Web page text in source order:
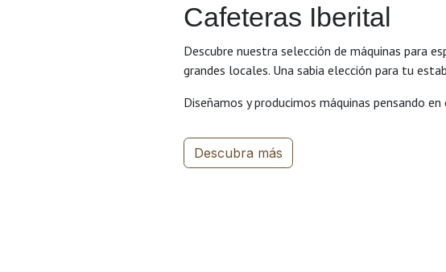
Cafeteras Iberital
Descubre nuestra selección de máquinas para
grandes locales. Una sabia elección para tu
Diseñamos y producimos máquinas pensando
Descubra más